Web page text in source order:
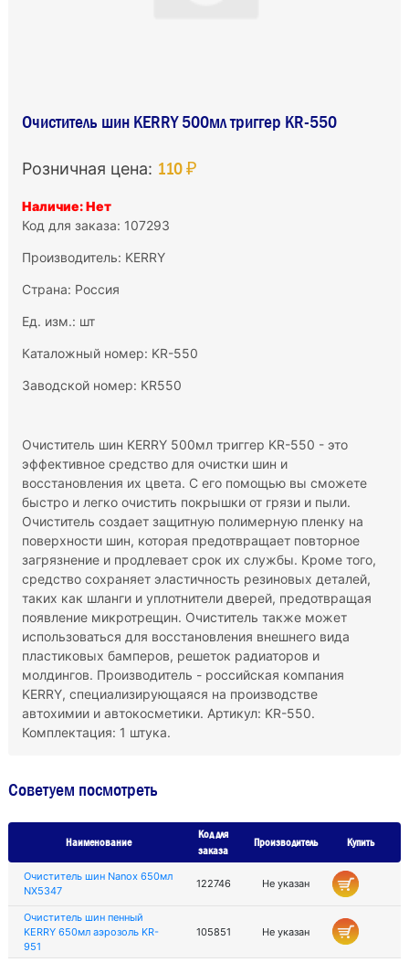
Очиститель шин KERRY 500мл триггер KR-550
Розничная цена: 110 ₽
Наличие: Нет
Код для заказа: 107293
Производитель: KERRY
Страна: Россия
Ед. изм.: шт
Каталожный номер: KR-550
Заводской номер: KR550
Очиститель шин KERRY 500мл триггер KR-550 - это
эффективное средство для очистки шин и
восстановления их цвета. С его помощью вы сможете
быстро и легко очистить покрышки от грязи и пыли.
Очиститель создает защитную полимерную пленку на
поверхности шин, которая предотвращает повторное
загрязнение и продлевает срок их службы. Кроме того,
средство сохраняет эластичность резиновых деталей,
таких как шланги и уплотнители дверей, предотвращая
появление микротрещин. Очиститель также может
использоваться для восстановления внешнего вида
пластиковых бамперов, решеток радиаторов и
молдингов. Производитель - российская компания
KERRY, специализирующаяся на производстве
автохимии и автокосметики. Артикул: KR-550.
Комплектация: 1 штука.
Советуем посмотреть
Наименование
Код для
заказа
Производитель Купить
Очиститель шин Nanox 650мл
NX5347
122746 Не указан
Очиститель шин пенный
KERRY 650мл аэрозоль KR-
951
105851 Не указан